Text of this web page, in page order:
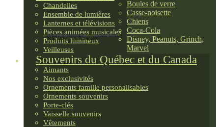
Chandelles
Ensemble de lumières
Lanternes et télévisions
Pièces animées musicales
Produits lumineux
Veilleuses
Souvenirs du Québec et du Canada
Aimants
Nos exclusivités
Ornements famille personalisables
Ornements souvenirs
Porte-clés
Vaisselle souvenirs
Vêtements
Boules de verre
Casse-noisette
Chiens
Coca-Cola
Disney, Peanuts, Grinch,
Marvel